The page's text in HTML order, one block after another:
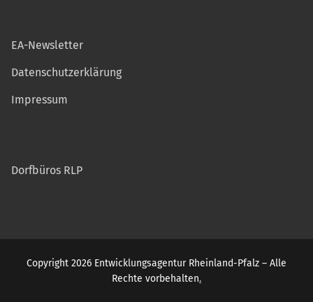
EA-Newsletter
Datenschutzerklärung
Impressum
Dorfbüros RLP
Copyright 2026 Entwicklungsagentur Rheinland-Pfalz – Alle
Rechte vorbehalten.